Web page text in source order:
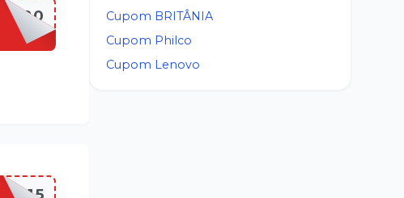
Cupom BRITÂNIA
Cupom Philco
Cupom Lenovo